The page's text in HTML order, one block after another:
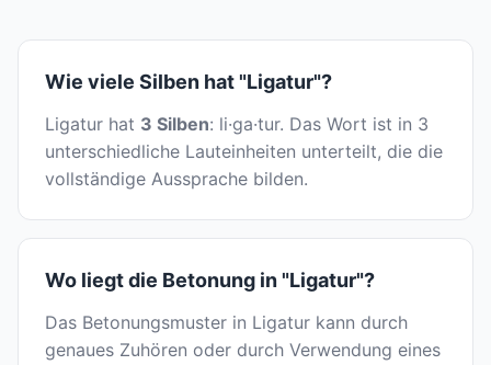
Wie viele Silben hat "Ligatur"?
Ligatur hat 3 Silben: li·ga·tur. Das Wort ist in 3
unterschiedliche Lauteinheiten unterteilt, die die
vollständige Aussprache bilden.
Wo liegt die Betonung in "Ligatur"?
Das Betonungsmuster in Ligatur kann durch
genaues Zuhören oder durch Verwendung eines